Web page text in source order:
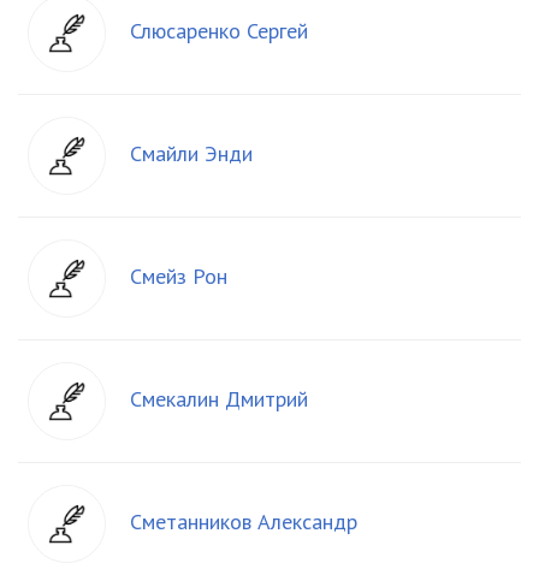
Слюсаренко Сергей
Смайли Энди
Смейз Рон
Смекалин Дмитрий
Сметанников Александр